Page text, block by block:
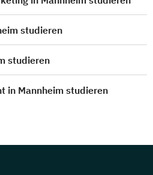
studieren
studieren
in Mannheim studieren